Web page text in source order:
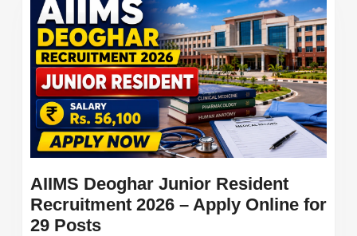
AIIMS Deoghar Junior Resident
Recruitment 2026 – Apply Online for
29 PostsAIIMS